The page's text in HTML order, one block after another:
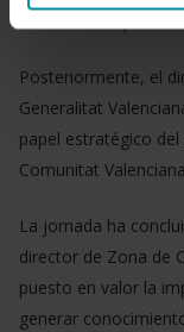
Posteriormente, el
Generalitat
papel estratégico
Comunitat
La jornada ha
director de Zona de
puesto en valor la
generar